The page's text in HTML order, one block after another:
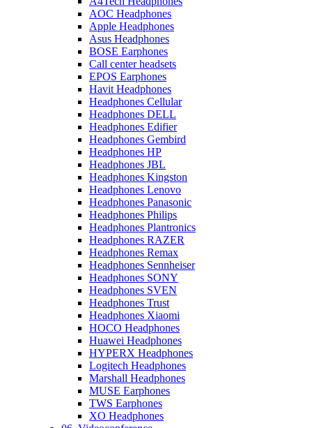
AOC Headphones
Apple Headphones
Asus Headphones
BOSE Earphones
Call center headsets
EPOS Earphones
Havit Headphones
Headphones Cellular
Headphones DELL
Headphones Edifier
Headphones Gembird
Headphones HP
Headphones JBL
Headphones Kingston
Headphones Lenovo
Headphones Panasonic
Headphones Philips
Headphones Plantronics
Headphones RAZER
Headphones Remax
Headphones Sennheiser
Headphones SONY
Headphones SVEN
Headphones Trust
Headphones Xiaomi
HOCO Headphones
Huawei Headphones
HYPERX Headphones
Logitech Headphones
Marshall Headphones
MUSE Earphones
TWS Earphones
XO Headphones